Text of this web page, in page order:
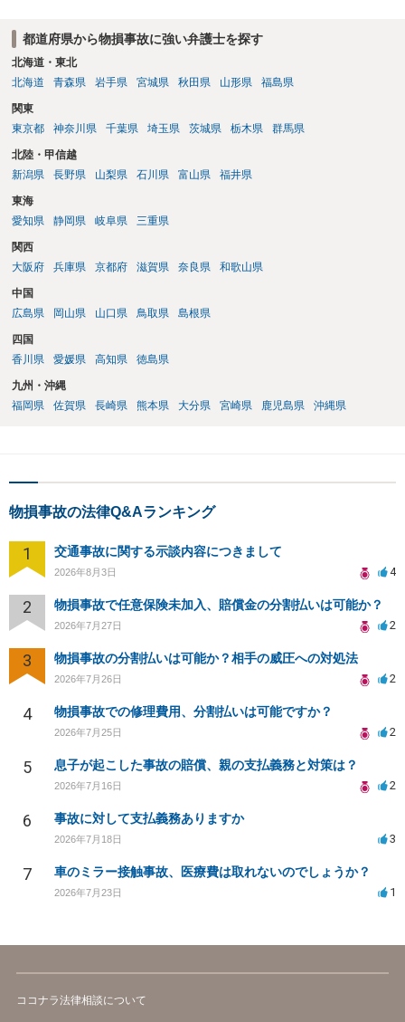
都道府県から物損事故に強い弁護士を探す
北海道・東北
北海道
青森県 岩手県 宮城県 秋田県 山形県 福島県
関東
東京都
神奈川県 千葉県 埼玉県 茨城県 栃木県 群馬県
北陸・甲信越
新潟県
長野県 山梨県 石川県 富山県 福井県
東海
愛知県
静岡県 岐阜県 三重県
関西
大阪府
兵庫県 京都府 滋賀県 奈良県 和歌山県
中国
広島県
岡山県 山口県 鳥取県 島根県
四国
香川県
愛媛県 高知県 徳島県
九州・沖縄
福岡県
佐賀県 長崎県 熊本県 大分県 宮崎県 鹿児島県 沖縄県
物損事故の法律Q&Aランキング
1 交通事故に関する示談内容につきまして
2026年8月3日 4
2 物損事故で任意保険未加入、賠償金の分割払いは可能か？
2026年7月27日 2
3 物損事故の分割払いは可能か？相手の威圧への対処法
2026年7月26日 2
4 物損事故での修理費用、分割払いは可能ですか？
2026年7月25日 2
5 息子が起こした事故の賠償、親の支払義務と対策は？
2026年7月16日 2
6 事故に対して支払義務ありますか
2026年7月18日 3
7 車のミラー接触事故、医療費は取れないのでしょうか？
2026年7月23日 1
ココナラ法律相談について